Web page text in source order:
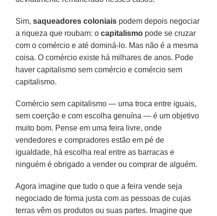
Sim,saqueadores coloniais podem depois negociar
a riqueza que roubam: ocapitalismo pode se cruzar
com o comércio e até dominá-lo. Mas não é a mesma
coisa. O comércio existe há milhares de anos. Pode
haver capitalismo sem comércio e comércio sem
capitalismo.
Comércio sem capitalismo — uma troca entre iguais,
sem coerção e com escolha genuína — é um objetivo
muito bom. Pense em uma feira livre, onde
vendedores e compradores estão em pé de
igualdade, há escolha real entre as barracas e
ninguém é obrigado a vender ou comprar de alguém.
Agora imagine que tudo o que a feira vende seja
negociado de forma justa com as pessoas de cujas
terras vêm os produtos ou suas partes. Imagine que